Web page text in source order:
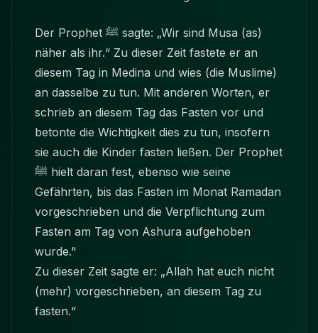
Der Prophet ﷺ sagte: „Wir sind Musa (as)
näher als ihr.“ Zu dieser Zeit fastete er an
diesem Tag in Medina und wies (die Muslime)
an dasselbe zu tun. Mit anderen Worten, er
schrieb an diesem Tag das Fasten vor und
betonte die Wichtigkeit dies zu tun, insofern
sie auch die Kinder fasten ließen. Der Prophet
ﷺ hielt daran fest, ebenso wie seine
Gefährten, bis das Fasten im Monat Ramadan
vorgeschrieben und die Verpflichtung zum
Fasten am Tag von Ashura aufgehoben
wurde."
Zu dieser Zeit sagte er: „Allah hat euch nicht
(mehr) vorgeschrieben, an diesem Tag zu
fasten.“